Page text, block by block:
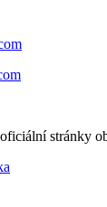
oficiální stránky